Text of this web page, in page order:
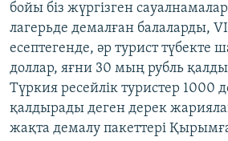
бойы біз жүргізген
лагерьде демалған балаларды,
есептегенде, әр турист түбекте
доллар, яғни 30 мың рубль
Түркия ресейлік туристер 1000
қалдырады деген дерек
жақта демалу пакеттері